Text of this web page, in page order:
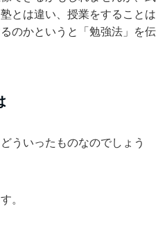
とは違い、授業をすることは
のかというと「勉強法」を伝
ういったものなのでしょう
。